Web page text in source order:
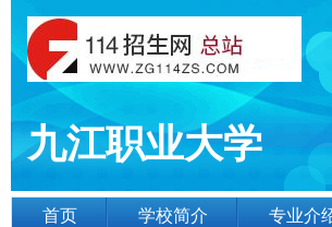
九江职业大学
首页 学校简介 专业介